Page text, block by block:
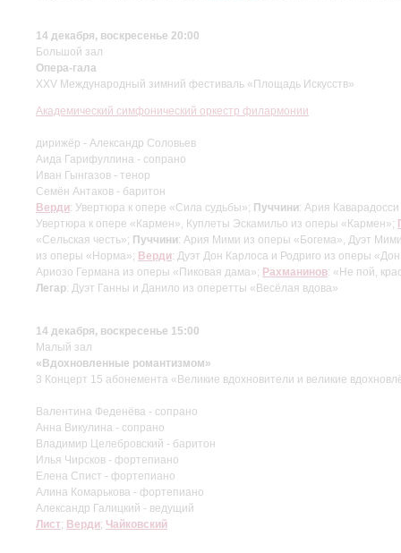
14 декабря, воскресенье 20:00
Большой зал
Опера-гала
XXV Международный зимний фестиваль «Площадь Искусств»
Академический симфонический оркестр филармонии
дирижёр - Александр Соловьев
Аида Гарифуллина - сопрано
Иван Гынгазов - тенор
Семён Антаков - баритон
Верди: Увертюра к опере «Сила судьбы»; Пуччини: Ария
Увертюра к опере «Кармен», Куплеты Эскамильо из оперы «Кармен»;
«Сельская честь»; Пуччини: Ария Мими из оперы «Богема», Дуэт
из оперы «Норма»; Верди: Дуэт Дон Карлоса и Родриго из оперы
Ариозо Германа из оперы «Пиковая дама»; Рахманинов: «Не пой,
Легар: Дуэт Ганны и Данило из оперетты «Весёлая вдова»
14 декабря, воскресенье 15:00
Малый зал
«Вдохновленные романтизмом»
3 Концерт 15 абонемента «Великие вдохновители и великие
Валентина Феденёва - сопрано
Анна Викулина - сопрано
Владимир Целебровский - баритон
Илья Чирсков - фортепиано
Елена Спист - фортепиано
Алина Комарькова - фортепиано
Александр Галицкий - ведущий
Лист; Верди; Чайковский